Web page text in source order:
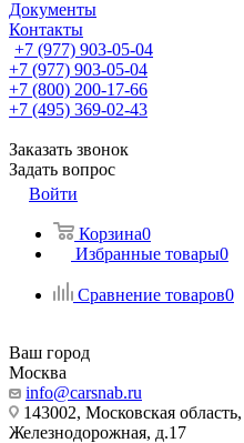
Документы
Контакты
+7 (977) 903-05-04
+7 (977) 903-05-04
+7 (800) 200-17-66
+7 (495) 369-02-43
Заказать звонок
Задать вопрос
Войти
Корзина0
Избранные товары0
Сравнение товаров0
Ваш город
Москва
info@carsnab.ru
143002, Московская
Железнодорожная, д.17